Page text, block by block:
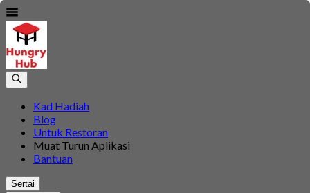
Kad Hadiah
Blog
Untuk Restoran
Muat Turun Aplikasi
Bantuan
Sertai